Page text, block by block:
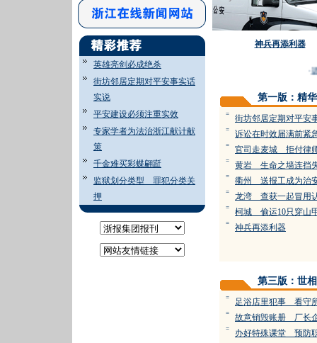
英雄亮剑必成绝杀
街坊邻居定期对平安事实话
实说
平安建设必须注重实效
专家学者为法治浙江献计献
策
千金难买彩蝶翩跹
监狱划分类型 罪犯分类关
押
神兵再添利器
第一版：精
= 街坊邻居定期对平安
= 诉讼在时效届满前紧
= 官司走麦城 拒付律
= 黄岩 生命之墙连挡
= 衢州 送报工成为治
= 龙湾 查获一起冒用
= 柯城 偷运10只穿山
= 神兵再添利器
第三版：世相
= 足浴店里犯事 看守
= 故意销毁账册 厂长
= 办好特殊课堂 预防